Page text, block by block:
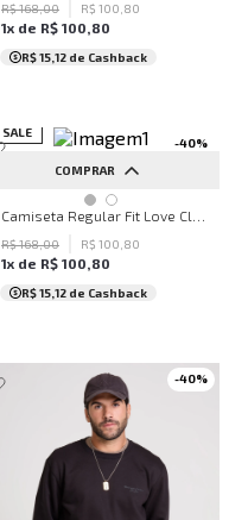
R$168,00 R$ 100 80
1x de R$ 100,80
R$ 15,12 de Cashback
SALE
-40%
COMPRAR
P M G GG
R$168,00 R$ 100 80
1x de R$ 100,80
R$ 15,12 de Cashback
-40%